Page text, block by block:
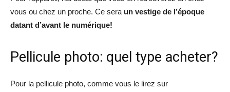
vous ou chez un proche. Ce sera un vestige de l’époque
datant d’avant le numérique!
Pellicule photo: quel type acheter?
Pour la pellicule photo, comme vous le lirez sur